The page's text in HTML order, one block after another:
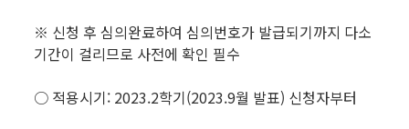
※ 신청 후 심의완료하여 심의번호가 발급되기까지 다소
기간이 걸리므로 사전에 확인 필수
○ 적용시기: 2023.2학기(2023.9월 발표) 신청자부터